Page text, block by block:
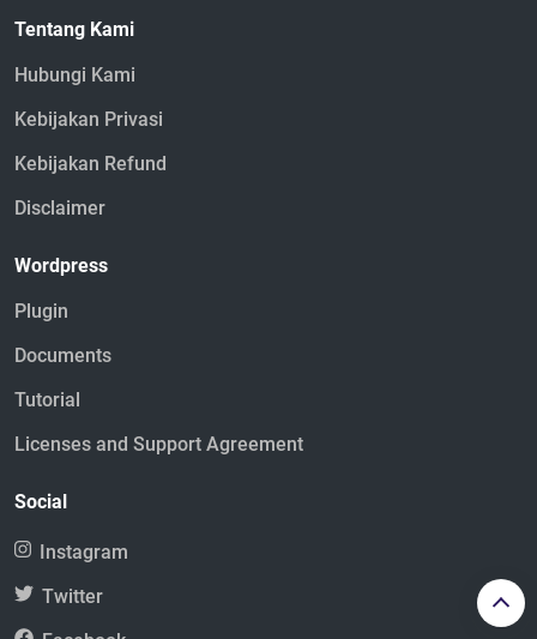
Tentang Kami
Hubungi Kami
Kebijakan Privasi
Kebijakan Refund
Disclaimer
Wordpress
Plugin
Documents
Tutorial
Licenses and Support Agreement
Social
Instagram
Twitter